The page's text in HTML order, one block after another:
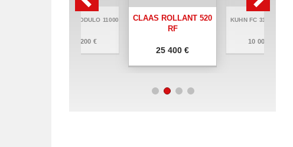
JOSKIN MODULO 11000
16 200 €
CLAAS ROLLANT 520
RF
25 400 €
KUHN FC 3125 DF-FF
10 000 €